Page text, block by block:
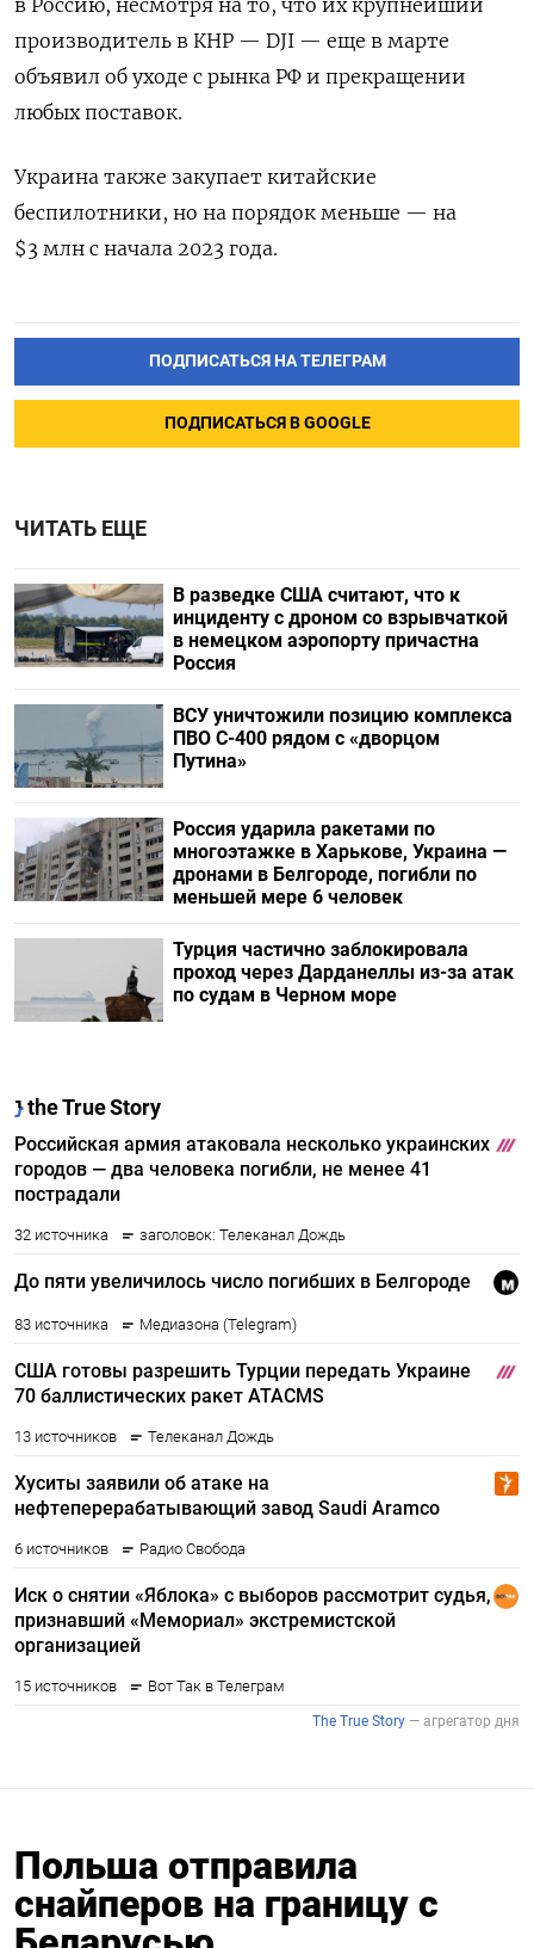
производитель в КНР — DJI — еще в марте
объявил об уходе с рынка РФ и прекращении
любых поставок.
Украина также закупает китайские
беспилотники, но на порядок меньше — на
$3 млн с начала 2023 года.
ПОДПИСАТЬСЯ НА ТЕЛЕГРАМ
ПОДПИСАТЬСЯ В GOOGLE
ЧИТАТЬ ЕЩЕ
В разведке США считают, что к
инциденту с дроном со взрывчаткой
в немецком аэропорту причастна
Россия
ВСУ уничтожили позицию комплекса
ПВО С-400 рядом с «дворцом
Путина»
Россия ударила ракетами по
многоэтажке в Харькове, Украина —
дронами в Белгороде, погибли по
меньшей мере 6 человек
Турция частично заблокировала
проход через Дарданеллы из-за атак
по судам в Черном море
Польша отправила
снайперов на границу с